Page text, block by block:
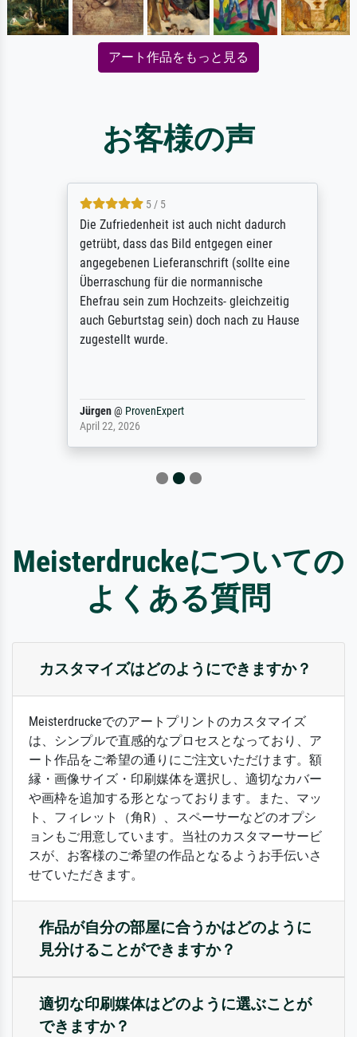
アート作品をもっと見る
お客様の声
5 / 5
Die Zufriedenheit ist auch nicht dadurch
getrübt, dass das Bild entgegen einer
angegebenen Lieferanschrift (sollte eine
Überraschung für die normannische
Ehefrau sein zum Hochzeits- gleichzeitig
auch Geburtstag sein) doch nach zu Hause
zugestellt wurde.
Jürgen@ProvenExpert
April 22, 2026
Meisterdruckeについての
よくある質問
カスタマイズはどのようにできますか？
Meisterdruckeでのアートプリントのカスタマイズ
は、シンプルで直感的なプロセスとなっており、ア
ート作品をご希望の通りにご注文いただけます。額
縁・画像サイズ・印刷媒体を選択し、適切なカバー
や画枠を追加する形となっております。また、マッ
ト、フィレット（角R）、スペーサーなどのオプシ
ョンもご用意しています。当社のカスタマーサービ
スが、お客様のご希望の作品となるようお手伝いさ
せていただきます。
作品が自分の部屋に合うかはどのように
見分けることができますか？
適切な印刷媒体はどのように選ぶことが
できますか？